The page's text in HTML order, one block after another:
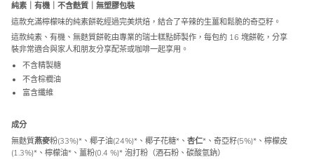
純素｜有機｜不含麩質｜無塑膠包裝
這款充滿檸檬味的純素餅乾經過完美烘焙，結合了辛辣的生薑和鬆脆的奇亞籽。
這款純素、有機、無麩質餅乾由專業的瑞士糕點師製作，每包約 16 塊餅乾，分享
裝非常適合與家人和朋友分享配茶或咖啡一起享用。
不含精製糖
不含棕櫚油
富含纖維
成分
無麩質燕麥粉(33%)*、椰子油(24%)*、椰子花糖*、 杏仁*、奇亞籽(5%)*、檸檬皮
(1.3%)*、檸檬油*、薑粉(0.4 %)* 泡打粉（酒石粉、碳酸氫鈉）